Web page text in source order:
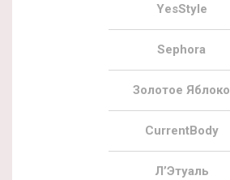
YesStyle
Sephora
Золотое Яблоко
CurrentBody
Л’Этуаль